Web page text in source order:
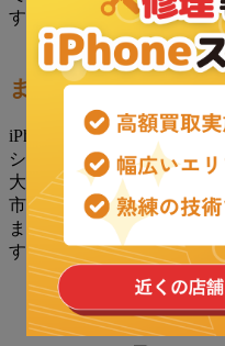
す。
まとめ
iPhone 7の軽度画面交換と
ション成東店にお任せく
大切なデバイスを修理いた
市、大網白里市でお困り
ません。私たちは、皆様
す。